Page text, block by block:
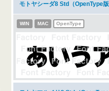
モトヤシーダ8 Std（OpenType
WIN MAC OpenType